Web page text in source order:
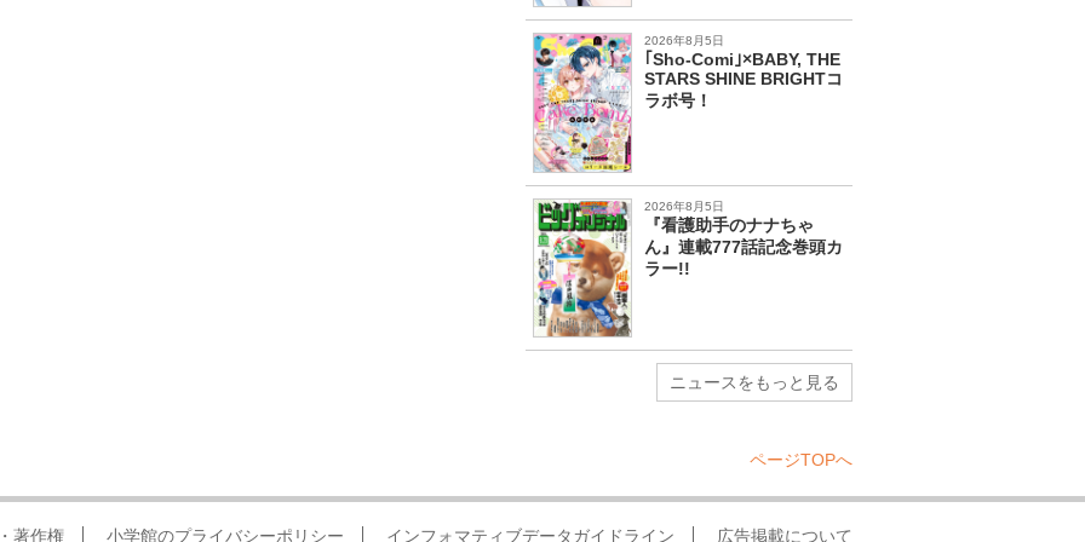
2026年8月5日
｢Sho-Comi｣×BABY, THE
STARS SHINE BRIGHTコ
ラボ号！
2026年8月5日
『看護助手のナナちゃ
ん』連載777話記念巻頭カ
ラー!!
ニュースをもっと見る
ページTOPへ
著作権 小学館のプライバシーポリシー インフォマティブデータガイドライン 広告掲載について